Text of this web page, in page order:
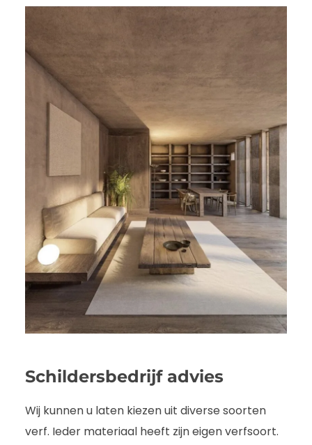
Schildersbedrijf advies
Wij kunnen u laten kiezen uit diverse soorten
verf. Ieder materiaal heeft zijn eigen verfsoort.